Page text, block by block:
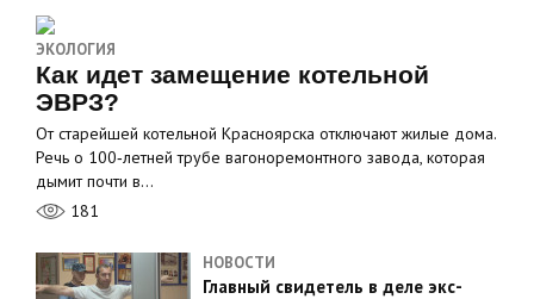
ЭКОЛОГИЯ
Как идет замещение котельной
ЭВРЗ?
От старейшей котельной Красноярска отключают жилые дома.
Речь о 100‑летней трубе вагоноремонтного завода, которая
дымит почти в…
181
НОВОСТИ
Главный свидетель в деле экс-